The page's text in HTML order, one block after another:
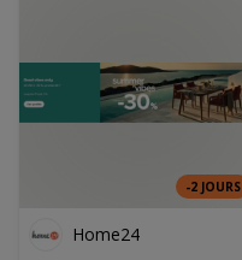
-2 JOURS
Home24